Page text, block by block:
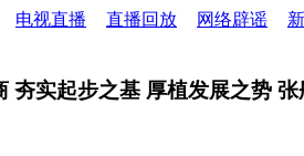
电视直播 直播回放 网络辟谣
实起步之基 厚植发展之势